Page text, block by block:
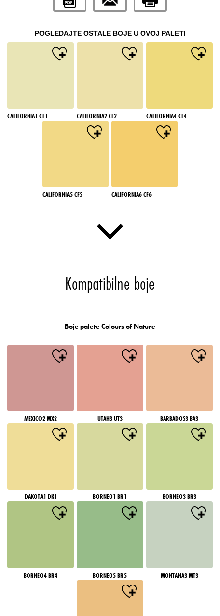
POGLEDAJTE OSTALE BOJE U OVOJ PALETI
CALIFORNIA1 CF1 CALIFORNIA2 CF2 CALIFORNIA4 CF4
CALIFORNIA5 CF5 CALIFORNIA6 CF6
Kompatibilne boje
Boje palete Colours of Nature
MEXICO2 MX2 UTAH3 UT3 BARBADOS3 BA3
DAKOTA1 DK1 BORNEO1 BR1 BORNEO3 BR3
BORNEO4 BR4 BORNEO5 BR5 MONTANA3 MT3